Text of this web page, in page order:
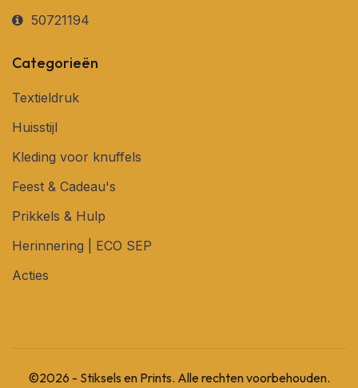
50721194
Categorieën
Textieldruk
Huisstijl
Kleding voor knuffels
Feest & Cadeau's
Prikkels & Hulp
Herinnering | ECO SEP
Acties
©2026 - Stiksels en Prints. Alle rechten voorbehouden.